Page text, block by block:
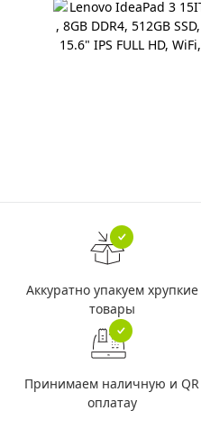
Аккуратно упакуем хрупкие
товары
Принимаем наличную и QR
оплатау